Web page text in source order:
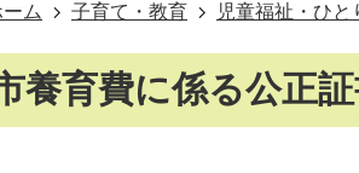
ーム 子育て・教育 児童福祉・ひと
養育費に係る公正